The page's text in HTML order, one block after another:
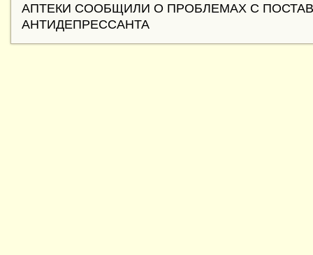
АПТЕКИ СООБЩИЛИ О ПРОБЛЕМАХ С
АНТИДЕПРЕССАНТА